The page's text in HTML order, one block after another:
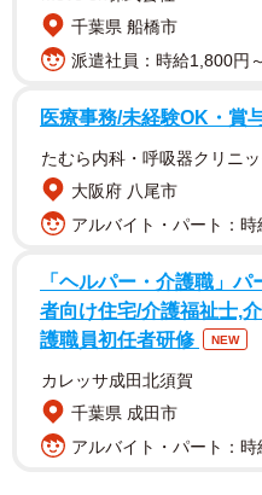
千葉県 船橋市
派遣社員：時給1,800円
医療事務/未経験OK・賞
たむら内科・呼吸器クリニッ
大阪府 八尾市
アルバイト・パート：
「ヘルパー・介護職」
者向け住宅/介護福祉士,
護職員初任者研修
NEW
カレッサ成田北須賀
千葉県 成田市
アルバイト・パート：